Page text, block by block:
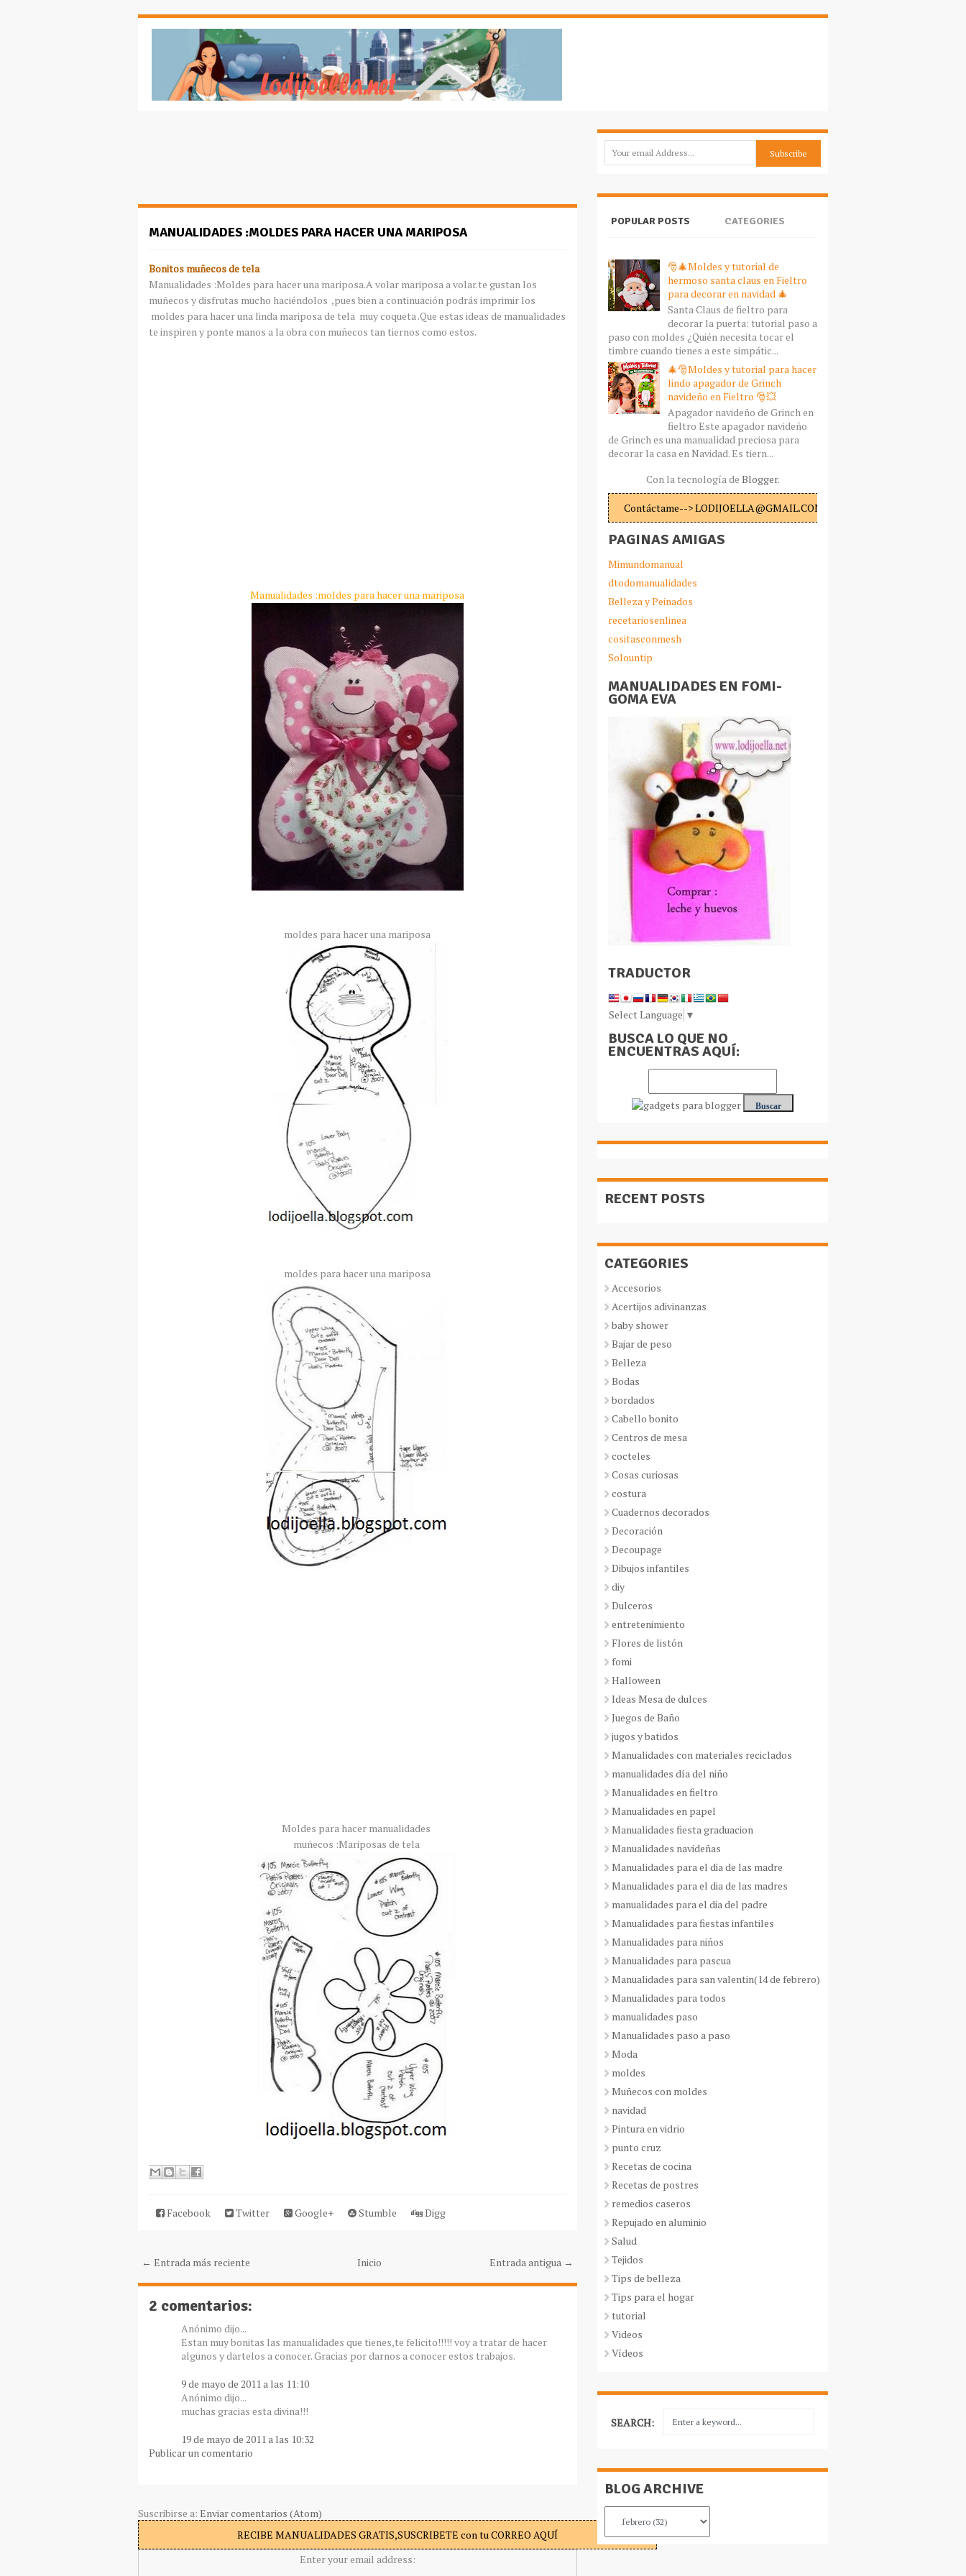
MANUALIDADES :MOLDES PARA HACER UNA MARIPOSA
Bonitos muñecos de tela
Manualidades :Moldes para hacer una mariposa.A volar mariposa a volar.te gustan los
muñecos y disfrutas mucho haciéndolos ,pues bien a continuación podrás imprimir los
moldes para hacer una linda mariposa de tela muy coqueta .Que estas ideas de manualidades
te inspiren y ponte manos a la obra con muñecos tan tiernos como estos.
Manualidades :moldes para hacer una mariposa
moldes para hacer una mariposa
moldes para hacer una mariposa
Moldes para hacer manualidades
muñecos :Mariposas de tela
Facebook Twitter Google+ Stumble Digg
← Entrada más reciente Entrada antigua →
Inicio
2 comentarios:
Anónimo dijo...
Estan muy bonitas las manualidades que tienes,te felicito!!!!! voy a tratar de hacer
algunos y dartelos a conocer. Gracias por darnos a conocer estos trabajos.
9 de mayo de 2011 a las 11:10
Anónimo dijo...
muchas gracias esta divina!!!
19 de mayo de 2011 a las 10:32
Publicar un comentario
Suscribirse a: Enviar comentarios (Atom)
RECIBE MANUALIDADES GRATIS,SUSCRIBETE con tu CORREO AQUÍ
Enter your email address:
POPULAR POSTS CATEGORIES
🎅🎄Moldes y tutorial de
hermoso santa claus en Fieltro
para decorar en navidad 🎄
Santa Claus de fieltro para
decorar la puerta: tutorial paso a
paso con moldes ¿Quién necesita tocar el
timbre cuando tienes a este simpátic...
🎄🎅Moldes y tutorial para hacer
lindo apagador de Grinch
navideño en Fieltro 🎅💥
Apagador navideño de Grinch en
fieltro Este apagador navideño
de Grinch es una manualidad preciosa para
decorar la casa en Navidad. Es tiern...
Con la tecnología de Blogger.
Contáctame--> LODIJOELLA@GMAIL.COM
PAGINAS AMIGAS
Mimundomanual
dtodomanualidades
Belleza y Peinados
recetariosenlinea
cositasconmesh
Solountip
MANUALIDADES EN FOMI-
GOMA EVA
TRADUCTOR
Select Language ▼
BUSCA LO QUE NO
ENCUENTRAS AQUÍ:
RECENT POSTS
CATEGORIES
Accesorios
Acertijos adivinanzas
baby shower
Bajar de peso
Belleza
Bodas
bordados
Cabello bonito
Centros de mesa
cocteles
Cosas curiosas
costura
Cuadernos decorados
Decoración
Decoupage
Dibujos infantiles
diy
Dulceros
entretenimiento
Flores de listón
fomi
Halloween
Ideas Mesa de dulces
Juegos de Baño
jugos y batidos
Manualidades con materiales reciclados
manualidades día del niño
Manualidades en fieltro
Manualidades en papel
Manualidades fiesta graduacion
Manualidades navideñas
Manualidades para el dia de las madre
Manualidades para el dia de las madres
manualidades para el dia del padre
Manualidades para fiestas infantiles
Manualidades para niños
Manualidades para pascua
Manualidades para san valentin(14 de febrero)
Manualidades para todos
manualidades paso
Manualidades paso a paso
Moda
moldes
Muñecos con moldes
navidad
Pintura en vidrio
punto cruz
Recetas de cocina
Recetas de postres
remedios caseros
Repujado en aluminio
Salud
Tejidos
Tips de belleza
Tips para el hogar
tutorial
Videos
Vídeos
SEARCH:
BLOG ARCHIVE